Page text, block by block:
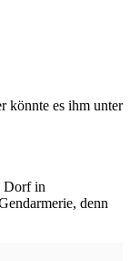
könnte es ihm unter
Dorf in
denn